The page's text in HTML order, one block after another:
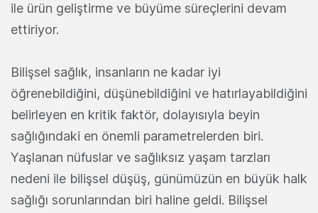
ile ürün geliştirme ve büyüme süreçlerini devam
ettiriyor.
Bilişsel sağlık, insanların ne kadar iyi
öğrenebildiğini, düşünebildiğini ve hatırlayabildiğini
belirleyen en kritik faktör, dolayısıyla beyin
sağlığındaki en önemli parametrelerden biri.
Yaşlanan nüfuslar ve sağlıksız yaşam tarzları
nedeni ile bilişsel düşüş, günümüzün en büyük halk
sağlığı sorunlarından biri haline geldi. Bilişsel